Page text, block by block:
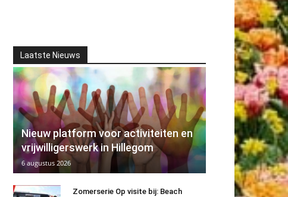
Laatste Nieuws
Nieuw platform voor activiteiten en
vrijwilligerswerk in Hillegom
6 augustus 2026
Zomerserie Op visite bij: Beach